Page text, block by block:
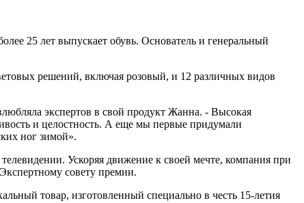
25 лет выпускает обувь. Основатель и генеральный
решений, включая розовый, и 12 различных видов
экспертов в свой продукт Жанна. - Высокая
и целостность. А еще мы первые придумали
ног зимой».
Ускоряя движение к своей мечте, компания при
совету премии.
товар, изготовленный специально в честь 15-летия